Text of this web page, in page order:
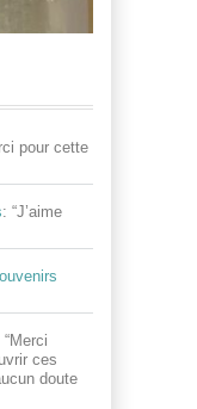
pour cette
: “J’aime
“Merci
ces
doute